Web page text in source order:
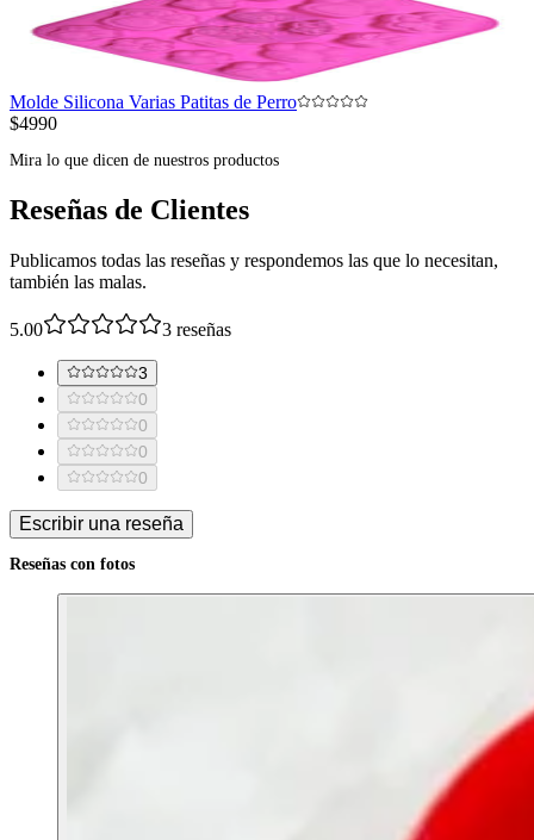
Molde Silicona Varias Patitas de Perro
$4990
Mira lo que dicen de nuestros productos
Reseñas de Clientes
Publicamos todas las reseñas y respondemos las que lo necesitan,
también las malas.
5.00 3 reseñas
3
0
0
0
0
Escribir una reseña
Reseñas con fotos